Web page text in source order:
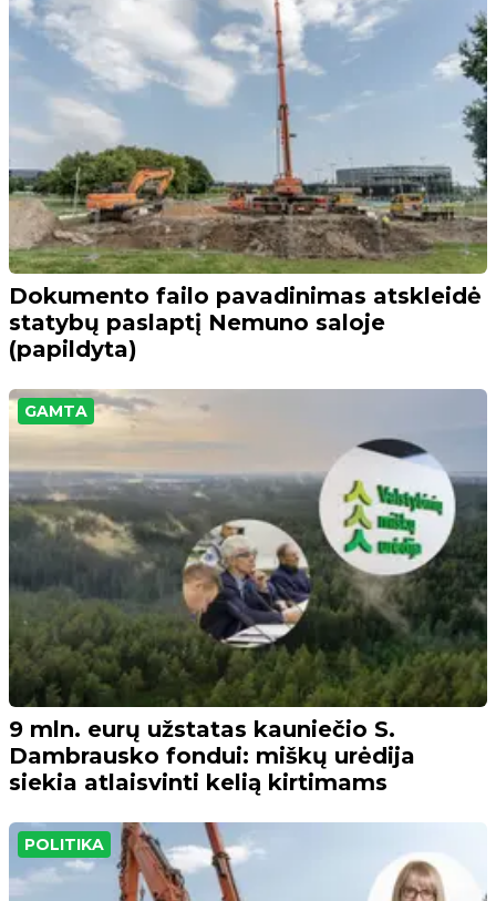
Dokumento failo pavadinimas atskleidė
statybų paslaptį Nemuno saloje
(papildyta)
GAMTA
9 mln. eurų užstatas kauniečio S.
Dambrausko fondui: miškų urėdija
siekia atlaisvinti kelią kirtimams
POLITIKA